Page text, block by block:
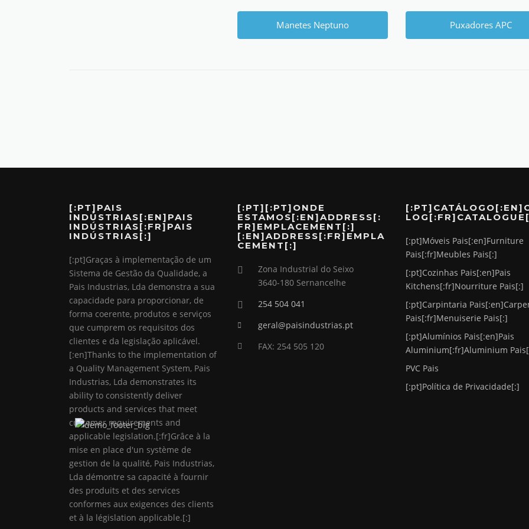
Manetes Neptuno Puxadores APC
[:PT]PAIS
INDÚSTRIAS[:EN]PAIS
INDÚSTRIAS[:FR]PAIS
INDÚSTRIAS[:]
[:pt]Graças à implementação de um
Sistema de Gestão da Qualidade, a
Pais Industrias, Lda demonstra a sua
capacidade para proporcionar, de
forma coerente, produtos e serviços
que cumprem os requisitos dos
clientes e da legislação aplicável.
[:en]Thanks to the implementation of
a Quality Management System, Pais
Industrias, Lda demonstrates its
ability to consistently deliver
products and services that meet
customer requirements and
applicable legislation.[:fr]Grâce à la
mise en place d'un système de
gestion de la qualité, Pais Industrias,
Lda démontre sa capacité à fournir
des produits et des services
conformes aux exigences des clients
et à la législation applicable.[:]
[:PT][:PT]ONDE
ESTAMOS[:EN]ADDRESS[:
FR]EMPLACEMENT[:]
[:EN]ADDRESS[:FR]EMPLA
CEMENT[:]
Zona Industrial do Seixo
3640-180 Sernancelhe
254 504 041
geral@paisindustrias.pt
FAX: 254 505 120
[:pt]Móveis Pais[:en]Furniture
Pais[:fr]Meubles Pais[:]
[:pt]Cozinhas Pais[:en]Pais
Kitchens[:fr]Nourriture Pais[:]
[:pt]Carpintaria
Pais[:fr]Menuiserie Pais[:]
[:pt]Alumínios Pais[:en]Pais
Aluminium[:fr]Aluminium
PVC Pais
[:pt]Política de Privacidade[:]